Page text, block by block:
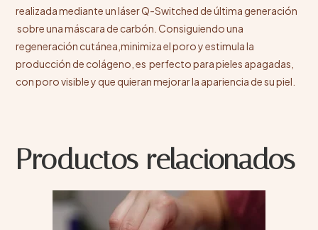
realizada mediante un láser Q-Switched de última generación
sobre una máscara de carbón. Consiguiendo una
regeneración cutánea,minimiza el poro y estimula la
producción de colágeno, es perfecto para pieles apagadas,
con poro visible y que quieran mejorar la apariencia de su piel.
Productos relacionados